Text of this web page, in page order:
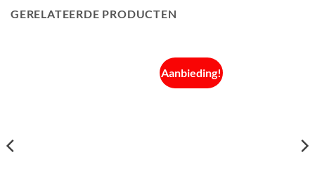
GERELATEERDE PRODUCTEN
Aanbieding!